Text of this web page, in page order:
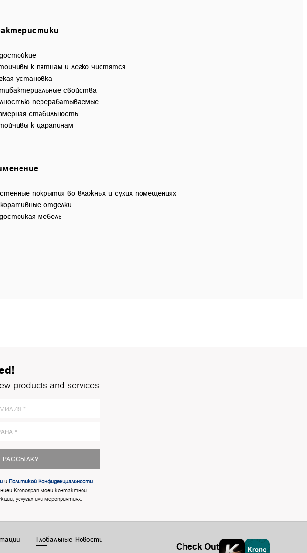
к пятнам и легко чистятся
установка
свойства
перерабатываемые
стабильность
к царапинам
покрытия во влажных и сухих помещениях
отделки
мебель
products and services
РАССЫЛКУ
и Политикой Конфиденциальности
Kronospan моей контактной
услугах или мероприятиях.
Глобальные Новости
Check Out